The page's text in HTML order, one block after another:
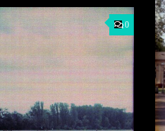
0